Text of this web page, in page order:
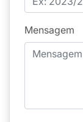
Mensagem